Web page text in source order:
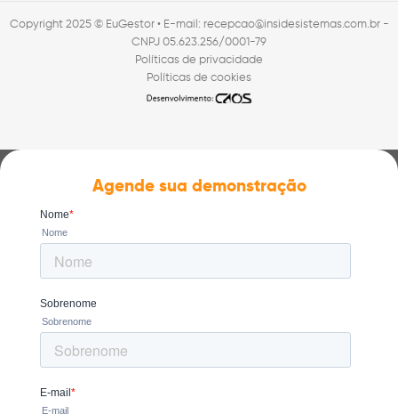
Copyright 2025 © EuGestor • E-mail: recepcao@insidesistemas.com.br -
CNPJ 05.623.256/0001-79
Políticas de privacidade
Políticas de cookies
Agende sua demonstração